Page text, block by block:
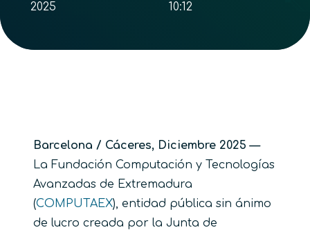
2025
10:12
Barcelona / Cáceres, Diciembre 2025 —
La Fundación Computación y Tecnologías
Avanzadas de Extremadura
(COMPUTAEX), entidad pública sin ánimo
de lucro creada por la Junta de